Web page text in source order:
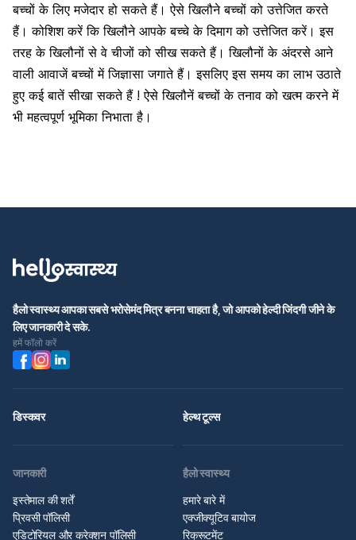
बच्चों के लिए मजेदार हो सकते हैं। ऐसे खिलौने बच्चों को उत्तेजित करते
हैं। कोशिश करें कि खिलौने आपकेबच्चे के दिमागको उत्तेजित करें। इस
तरह के खिलौनों से वे चीजों को सीख सकते हैं। खिलौनों के अंदरसे आने
वाली आवाजें बच्चों में जिज्ञासा जगाते हैं। इसलिए इस समय का लाभ उठाते
हुए कई बातें सीखा सकते हैं ! ऐसे खिलौनें बच्चों के तनाव को खत्म करने में
भी महत्वपूर्ण भूमिका निभाता है।
हैलो स्वास्थ्य आपका सबसे भरोसेमंद मित्र बनना चाहता है, जो आपको हेल्दी जिंदगी जीने के
लिए जानकारी दे सके.
हमें फॉलो करें
डिस्कवर हेल्थ टूल्स
जानकारी
इस्तेमाल की शर्तें
प्रिवसी पॉलिसी
एडिटोरियल और करेक्शन पॉलिसी
हैलो स्वास्थ्य
हमारे बारे में
एक्जीक्यूटिव बायोज
रिक्रूटमेंट